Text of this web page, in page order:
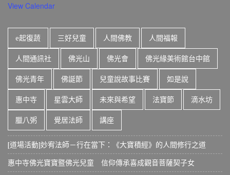
View Calendar
e起復蔬 三好兒童 人間佛教 人間福報
人間通訊社 佛光山 佛光會 佛光緣美術館台中館
佛光青年 佛誕節 兒童說故事比賽 如是說
惠中寺 星雲大師 未來與希望 法寶節 滴水坊
臘八粥 覺居法師 講座
[道場活動]妙宥法師－行在當下：《大寶積經》的人間修行之道
惠中寺佛光寶寶暨佛光兒童 信仰傳承喜成觀音菩薩契子女